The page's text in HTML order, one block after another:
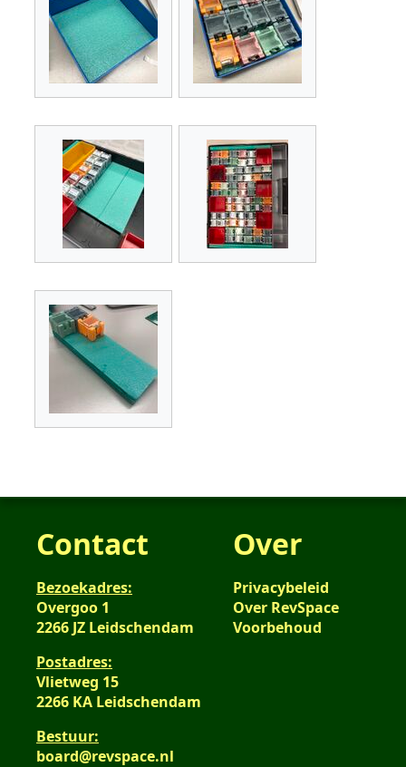
Contact
Bezoekadres:
Overgoo 1
2266 JZ Leidschendam
Postadres:
Vlietweg 15
2266 KA Leidschendam
Bestuur:
board@revspace.nl
Over
Privacybeleid
Over RevSpace
Voorbehoud